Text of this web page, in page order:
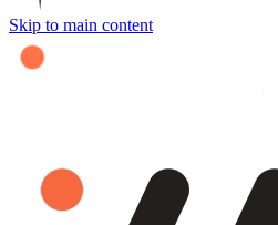
Skip to main content